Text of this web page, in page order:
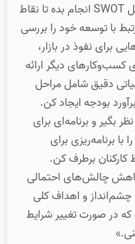
ظرفیت تولید را مشخص کن. یک تحلیل SWOT انجام بده تا نقاط
با توسعه خود را بررسی
برای نفوذ در بازار،
دیگر ارائه
دقیق شامل مراحل
بودجه ایجاد کن.
بگیر و برنامه‌ای برای
با برنامه‌ریزی برای
برطرف کن.
چالش‌های احتمالی
چشم‌انداز و اهداف کلی
در صورت تغییر شرایط